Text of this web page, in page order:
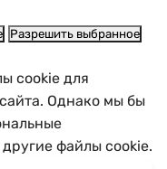
Разрешить выбранное
cookie для
Однако мы бы
файлы cookie.